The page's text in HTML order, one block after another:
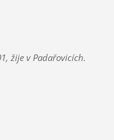
žije v Padařovicích.